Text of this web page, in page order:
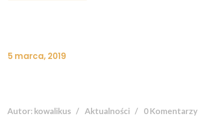
5 marca, 2019
Autor: kowalikus Aktualności 0 Komentarzy